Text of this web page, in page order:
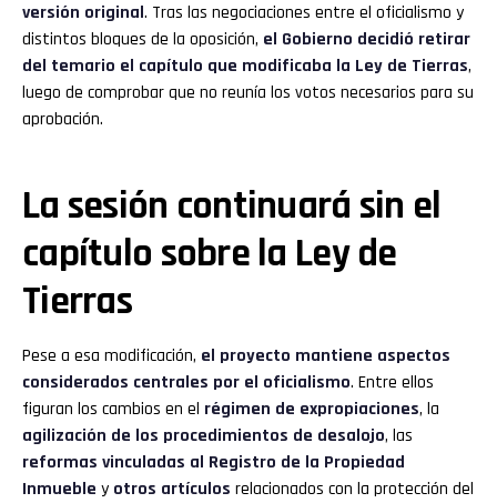
versión original. Tras las negociaciones entre el oficialismo y
distintos bloques de la oposición, el Gobierno decidió retirar
del temario el capítulo que modificaba la Ley de Tierras,
luego de comprobar que no reunía los votos necesarios para su
aprobación.
La sesión continuará sin el
capítulo sobre la Ley de
Tierras
Pese a esa modificación, el proyecto mantiene aspectos
considerados centrales por el oficialismo. Entre ellos
figuran los cambios en el régimen de expropiaciones, la
agilización de los procedimientos de desalojo, las
reformas vinculadas al Registro de la Propiedad
Inmueble y otros artículos relacionados con la protección del